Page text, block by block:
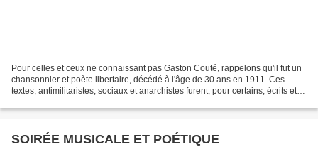
Pour celles et ceux ne connaissant pas Gaston Couté, rappelons qu'il fut un
chansonnier et poète libertaire, décédé à l'âge de 30 ans en 1911. Ces
textes, antimilitaristes, sociaux et anarchistes furent, pour certains, écrits et
SOIRÉE MUSICALE ET POÉTIQUE